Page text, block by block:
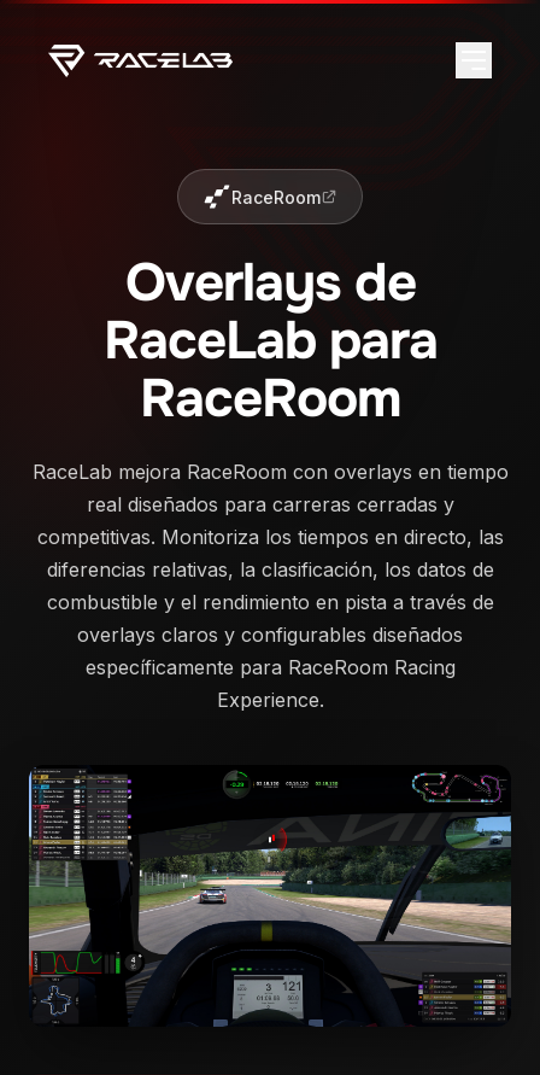
RaceRoom
Overlays de
RaceLab para
RaceRoom
RaceLab mejora RaceRoom con overlays en tiempo
real diseñados para carreras cerradas y
competitivas. Monitoriza los tiempos en directo, las
diferencias relativas, la clasificación, los datos de
combustible y el rendimiento en pista a través de
overlays claros y configurables diseñados
específicamente para RaceRoom Racing
Experience.